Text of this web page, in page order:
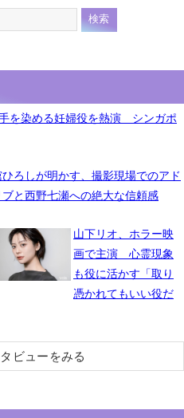
を染める妊婦役を熱演 シンガポ
ひろしが明かす、撮影現場でのアド
ブと西野七瀬への絶大な信頼感
山下リオ、ホラー映
画で主演 心霊現象
も役に活かす「取り
憑かれてもいい役だ
ビューをみる